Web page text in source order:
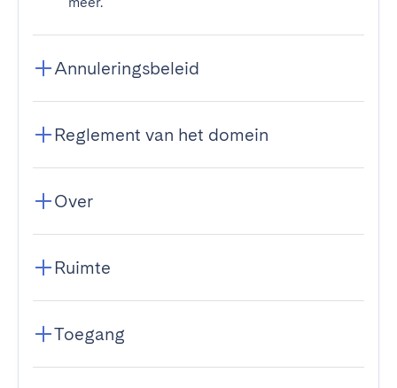
Annuleringsbeleid
Reglement van het domein
Over
Ruimte
Toegang